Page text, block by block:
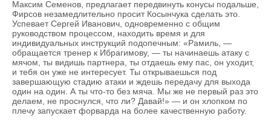
Максим Семенов, предлагает передвинуть конусы подальше,
Фирсов незамедлительно просит Косынчука сделать это.
Успевает Сергей Иванович, одновременно с общим
руководством процессом, находить время и для
индивидуальных инструкций подопечным: «Рамиль, —
обращается тренер к Ибрагимову, — ты начинаешь атаку с
мячом, ты видишь партнера, ты отдаешь ему пас, он уходит,
и тебя он уже не интересует. Ты открываешься под
завершающую стадию атаки и ждешь передачу для выхода
один на один. А ты что-то без мяча. Мы же не первый раз это
делаем, не проснулся, что ли? Давай!» — и он хлопком по
плечу запускает форварда на более качественную работу.